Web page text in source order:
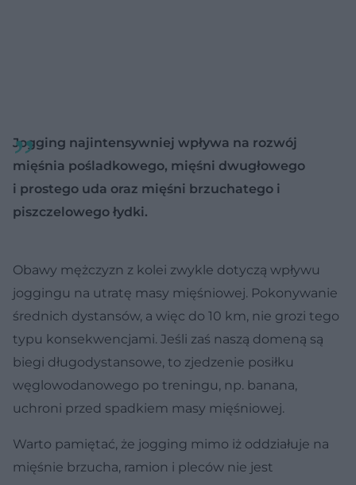
Jogging najintensywniej wpływa na rozwój
mięśnia pośladkowego, mięśni dwugłowego
i prostego uda oraz mięśni brzuchatego i
piszczelowego łydki.
Obawy mężczyzn z kolei zwykle dotyczą wpływu
joggingu na utratę masy mięśniowej. Pokonywanie
średnich dystansów, a więc do 10 km, nie grozi tego
typu konsekwencjami. Jeśli zaś naszą domeną są
biegi długodystansowe, to zjedzenie posiłku
węglowodanowego po treningu, np. banana,
uchroni przed spadkiem masy mięśniowej.
Warto pamiętać, że jogging mimo iż oddziałuje na
mięśnie brzucha, ramion i pleców nie jest